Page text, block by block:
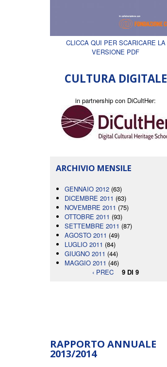
CLICCA QUI PER SCARICARE LA
VERSIONE PDF
CULTURA DIGITALE
in partnership con DiCultHer:
ARCHIVIO MENSILE
GENNAIO 2012 (63)
DICEMBRE 2011 (63)
NOVEMBRE 2011 (75)
OTTOBRE 2011 (93)
SETTEMBRE 2011 (87)
AGOSTO 2011 (49)
LUGLIO 2011 (84)
GIUGNO 2011 (44)
MAGGIO 2011 (46)
‹ PREC
9 DI 9
RAPPORTO ANNUALE
2013/2014